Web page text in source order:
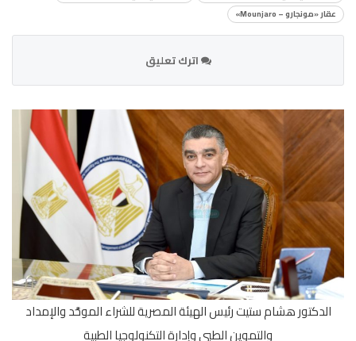
عقار «مونجارو – Mounjaro»
اترك تعليق
الدكتور هشام ستيت رئيس الهيئة المصرية للشراء الموحَّد والإمداد
والتموين الطبى وإدارة التكنولوجيا الطبية